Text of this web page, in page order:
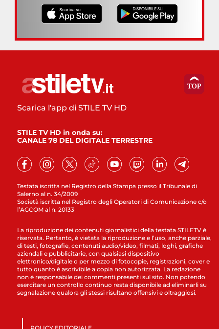
Testata iscritta nel Registro della Stampa presso il Tribunale di
Salerno al n. 34/2009
Società iscritta nel Registro degli Operatori di Comunicazione c/o
l’AGCOM al n. 20133
Scarica l'app di STILE TV HD
STILE TV HD in onda su:
CANALE 78 DEL DIGITALE TERRESTRE
La riproduzione dei contenuti giornalistici della testata STILETV è
riservata. Pertanto, è vietata la riproduzione e l’uso, anche parziale,
di testi, fotografie, contenuti audio/video, filmati, loghi, grafiche
aziendali e pubblicitarie, con qualsiasi dispositivo
elettronico/digitale o per mezzo di fotocopie, registrazioni, cover e
tutto quanto è ascrivibile a copia non autorizzata. La redazione
non è responsabile dei commenti presenti sul sito. Non potendo
esercitare un controllo continuo resta disponibile ad eliminarli su
segnalazione qualora gli stessi risultano offensivi e oltraggiosi.